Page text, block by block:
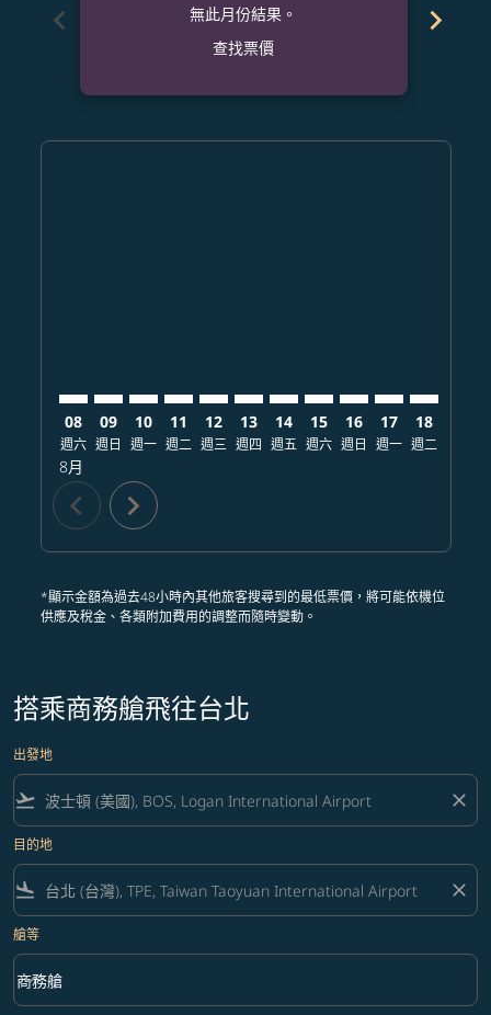
chevron_left
無此月份結果。
查找票價
chevron_right
08
週六
8月
09
週日
10
週一
11
週二
12
週三
13
週四
14
週五
15
週六
16
週日
17
週一
18
週二
chevron_left chevron_right
*顯示金額為過去48小時內其他旅客搜尋到的最低票價，將可能依機位
供應及稅金、各類附加費用的調整而隨時變動。
搭乘商務艙飛往台北
出發地
flight_takeoff close
目的地
flight_land close
艙等
艙等 option 商務艙 Selected
商務艙
keyboard_arrow_down